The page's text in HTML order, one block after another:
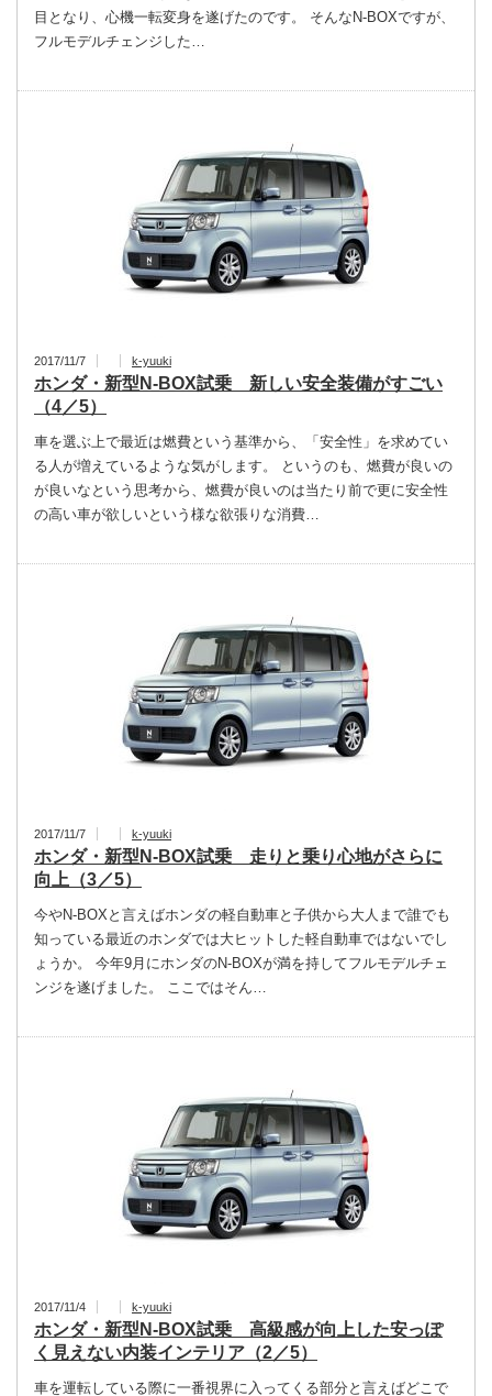
目となり、心機一転変身を遂げたのです。 そんなN-BOXですが、
フルモデルチェンジした…
2017/11/7 k-yuuki
ホンダ・新型N-BOX試乗 新しい安全装備がすごい
（4／5）
車を選ぶ上で最近は燃費という基準から、「安全性」を求めてい
る人が増えているような気がします。 というのも、燃費が良いの
が良いなという思考から、燃費が良いのは当たり前で更に安全性
の高い車が欲しいという様な欲張りな消費…
2017/11/7 k-yuuki
ホンダ・新型N-BOX試乗 走りと乗り心地がさらに
向上（3／5）
今やN-BOXと言えばホンダの軽自動車と子供から大人まで誰でも
知っている最近のホンダでは大ヒットした軽自動車ではないでし
ょうか。 今年9月にホンダのN-BOXが満を持してフルモデルチェ
ンジを遂げました。 ここではそん…
2017/11/4 k-yuuki
ホンダ・新型N-BOX試乗 高級感が向上した安っぽ
く見えない内装インテリア（2／5）
車を運転している際に一番視界に入ってくる部分と言えばどこで